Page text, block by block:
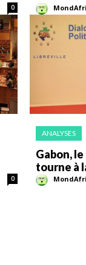
0
0
ANALYSES
Gabon,
tourne à